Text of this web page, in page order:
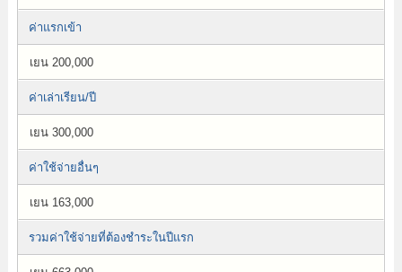
ค่าแรกเข้า
เยน 200,000
ค่าเล่าเรียน/ปี
เยน 300,000
ค่าใช้จ่ายอื่นๆ
เยน 163,000
รวมค่าใช้จ่ายที่ต้องชำระในปีแรก